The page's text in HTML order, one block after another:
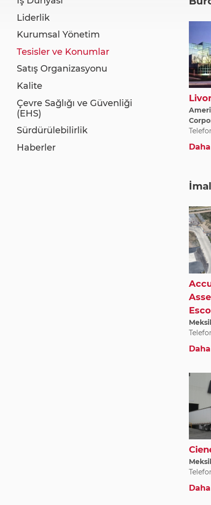
Liderlik
Kurumsal Yönetim
Tesisler ve Konumlar
Satış Organizasyonu
Kalite
Çevre Sağlığı ve Güvenliği
(EHS)
Sürdürülebilirlik
Haberler